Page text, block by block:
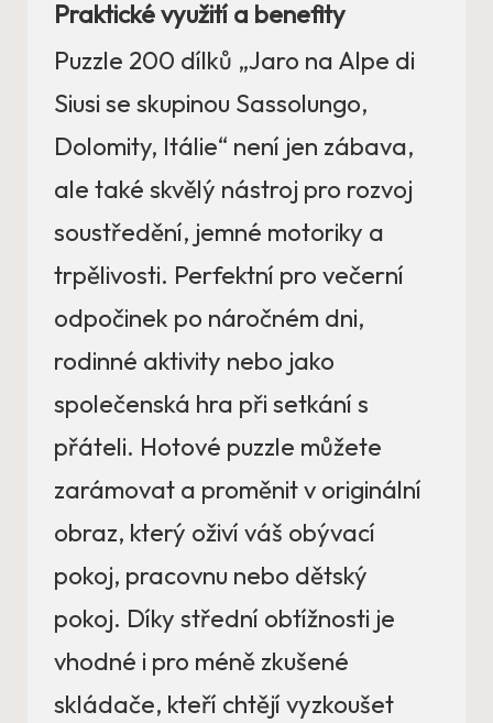
Praktické využití a benefity
Puzzle 200 dílků „Jaro na Alpe di
Siusi se skupinou Sassolungo,
Dolomity, Itálie“ není jen zábava,
ale také skvělý nástroj pro rozvoj
soustředění, jemné motoriky a
trpělivosti. Perfektní pro večerní
odpočinek po náročném dni,
rodinné aktivity nebo jako
společenská hra při setkání s
přáteli. Hotové puzzle můžete
zarámovat a proměnit v originální
obraz, který oživí váš obývací
pokoj, pracovnu nebo dětský
pokoj. Díky střední obtížnosti je
vhodné i pro méně zkušené
skládače, kteří chtějí vyzkoušet